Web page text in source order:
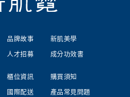
品牌故事
新肌美學
人才招募
成分功效書
櫃位資訊
購買須知
國際配送
產品常見問題